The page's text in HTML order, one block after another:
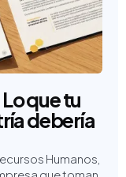
que tu
debería
Humanos,